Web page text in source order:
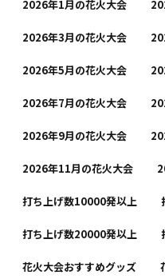
2026年1月の花火大会
2026年3月の花火大会
2026年5月の花火大会
2026年7月の花火大会
2026年9月の花火大会
2026年11月の花火大会
打ち上げ数10000発以上
打ち上げ数20000発以上
花火大会おすすめグッズ